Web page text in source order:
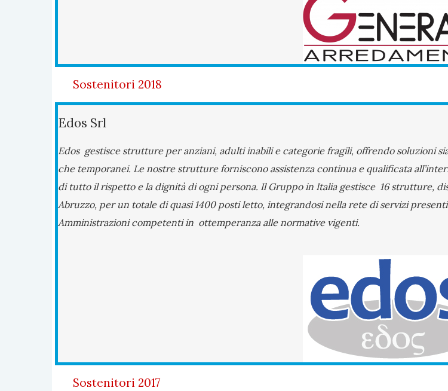
Sostenitori 2018
Edos Srl
Edos gestisce strutture per anziani, adulti inabili e categorie fragili, offrendo soluzioni
che temporanei. Le nostre strutture forniscono assistenza continua e qualificata
di tutto il rispetto e la dignità di ogni persona. Il Gruppo in Italia gestisce 16 strutture,
Abruzzo, per un totale di quasi 1400 posti letto, integrandosi nella rete di servizi
Amministrazioni competenti in ottemperanza alle normative vigenti.
Sostenitori 2017